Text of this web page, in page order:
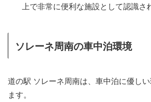
上で非常に便利な施設として認識さ
ソレーネ周南の車中泊環境
道の駅 ソレーネ周南は、車中泊に優し
ます。